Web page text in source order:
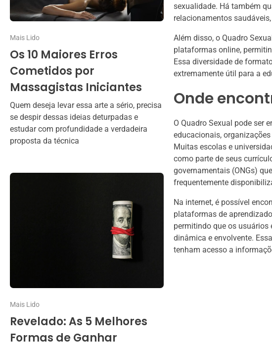
Mais Lido
Os 10 Maiores Erros
Cometidos por
Massagistas Iniciantes
Quem deseja levar essa arte a sério, precisa
se despir dessas ideias deturpadas e
estudar com profundidade a verdadeira
proposta da técnica
Mais Lido
Revelado: As 5 Melhores
Formas de Ganhar
sexualidade. Há também
relacionamentos
Além disso, o Quadro
plataformas online,
Essa diversidade de
extremamente útil para a
Onde
O Quadro Sexual pode ser
educacionais,
Muitas escolas e
como parte de seus
governamentais (ONGs)
frequentemente
Na internet, é possível
plataformas de
permitindo que os usuários
dinâmica e envolvente.
tenham acesso a